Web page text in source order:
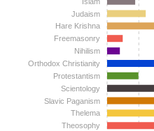
Theosophy
Thelema
Slavic Paganism
Scientology
Protestantism
Orthodox Christianity
Nihilism
Freemasonry
Hare Krishna
Judaism